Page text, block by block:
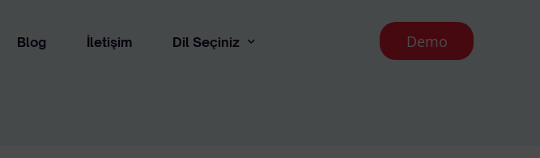
Blog İletişim Dil Seçiniz Demo